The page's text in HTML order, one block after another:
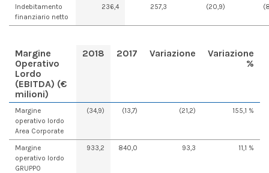
Indebitamento
finanziario netto
236,4 257,3 (20,9)
Margine
Operativo
Lordo
(EBITDA) (€
milioni)
2018 2017 Variazione
Variazione
%
Margine
operativo lordo
Area Corporate
(34,9) (13,7) (21,2) 155,1 %
Margine
operativo lordo
GRUPPO
933,2 840,0 93,3 11,1 %